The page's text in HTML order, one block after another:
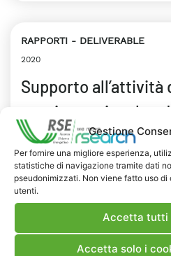
Gestione
Per fornire una migliore esperienza,
statistiche di navigazione tramite dati
pseudonimizzati. Non viene fatto uso
utenti.
Accetta tutti
Accetta solo i
RAPPORTI DELIVERABLE
2020
Supporto all’attività
tecnica nazionale
protocolli di prova e
test per tetti e
sistemi elettrici
Questo documento
contributi allo sviluppo di
valutazione della